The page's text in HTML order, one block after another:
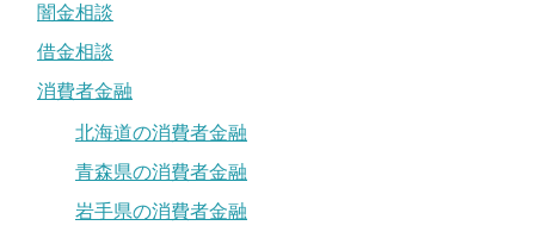
闇金相談
借金相談
消費者金融
北海道の消費者金融
青森県の消費者金融
岩手県の消費者金融